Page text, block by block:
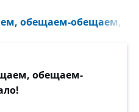
обещаем-обещаем, а
обещаем-